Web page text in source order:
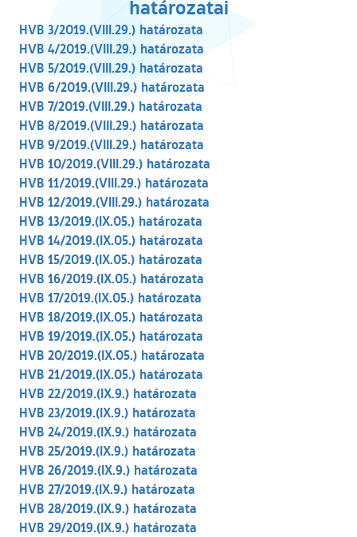
határozatai
HVB 3/2019.(VIII.29.) határozata
HVB 4/2019.(VIII.29.) határozata
HVB 5/2019.(VIII.29.) határozata
HVB 6/2019.(VIII.29.) határozata
HVB 7/2019.(VIII.29.) határozata
HVB 8/2019.(VIII.29.) határozata
HVB 9/2019.(VIII.29.) határozata
HVB 10/2019.(VIII.29.) határozata
HVB 11/2019.(VIII.29.) határozata
HVB 12/2019.(VIII.29.) határozata
HVB 13/2019.(IX.05.) határozata
HVB 14/2019.(IX.05.) határozata
HVB 15/2019.(IX.05.) határozata
HVB 16/2019.(IX.05.) határozata
HVB 17/2019.(IX.05.) határozata
HVB 18/2019.(IX.05.) határozata
HVB 19/2019.(IX.05.) határozata
HVB 20/2019.(IX.05.) határozata
HVB 21/2019.(IX.05.) határozata
HVB 22/2019.(IX.9.) határozata
HVB 23/2019.(IX.9.) határozata
HVB 24/2019.(IX.9.) határozata
HVB 25/2019.(IX.9.) határozata
HVB 26/2019.(IX.9.) határozata
HVB 27/2019.(IX.9.) határozata
HVB 28/2019.(IX.9.) határozata
HVB 29/2019.(IX.9.) határozata